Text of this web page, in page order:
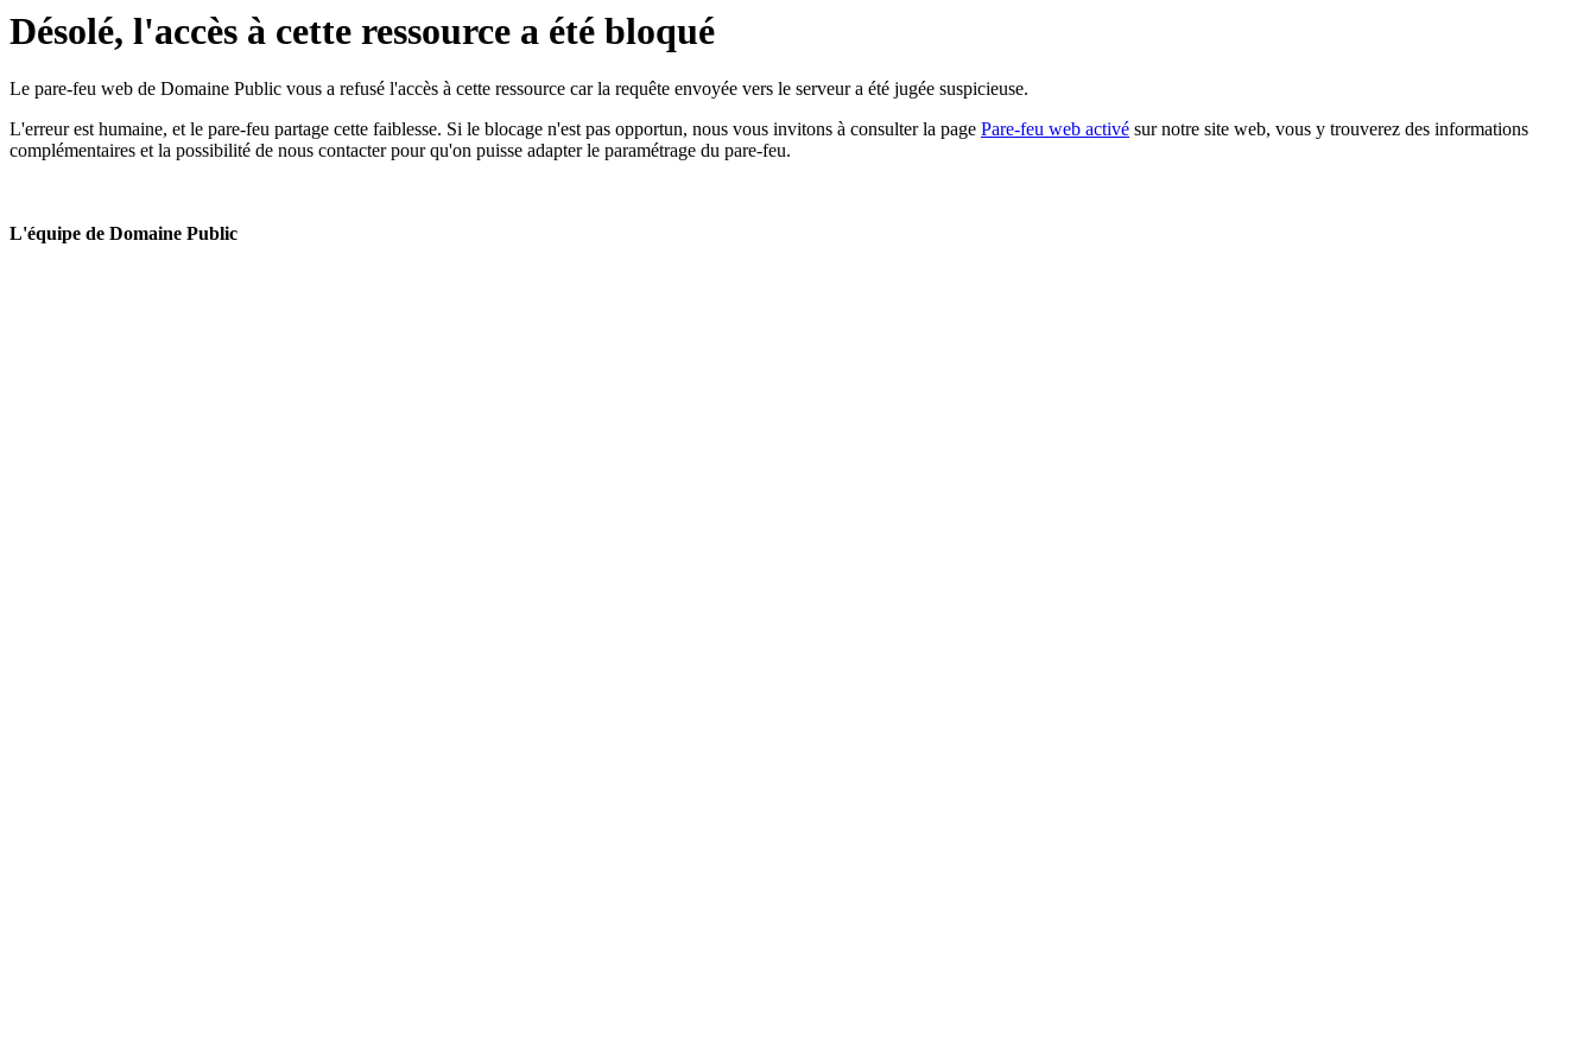
Désolé, l'accès à cette ressource a été bloqué
Le pare-feu web de Domaine Public vous a refusé l'accès à cette ressource car la requête envoyée vers le serveur a été jugée suspicieuse.
L'erreur est humaine, et le pare-feu partage cette faiblesse. Si le blocage n'est pas opportun, nous vous invitons à consulter la page Pare-feu web activé sur notre site web, vous y trouverez des informations
complémentaires et la possibilité de nous contacter pour qu'on puisse adapter le paramétrage du pare-feu.
L'équipe de Domaine Public